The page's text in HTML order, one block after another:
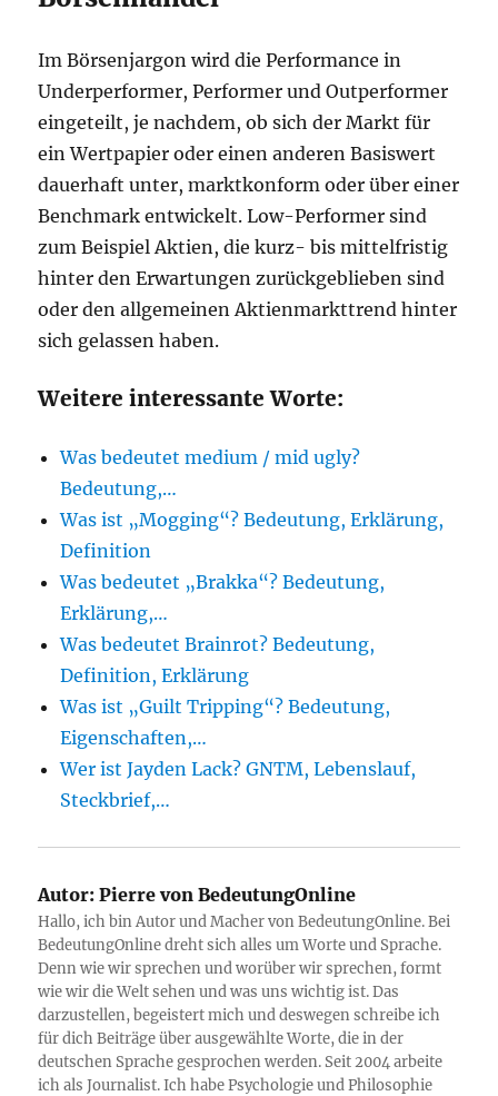
Im Börsenjargon wird die Performance in
Underperformer, Performer und Outperformer
eingeteilt, je nachdem, ob sich der Markt für
ein Wertpapier oder einen anderen Basiswert
dauerhaft unter, marktkonform oder über einer
Benchmark entwickelt. Low-Performer sind
zum Beispiel Aktien, die kurz- bis mittelfristig
hinter den Erwartungen zurückgeblieben sind
oder den allgemeinen Aktienmarkttrend hinter
sich gelassen haben.
Weitere interessante Worte:
Was bedeutet medium / mid ugly?
Bedeutung,…
Was ist „Mogging“? Bedeutung, Erklärung,
Definition
Was bedeutet „Brakka“? Bedeutung,
Erklärung,…
Was bedeutet Brainrot? Bedeutung,
Definition, Erklärung
Was ist „Guilt Tripping“? Bedeutung,
Eigenschaften,…
Wer ist Jayden Lack? GNTM, Lebenslauf,
Steckbrief,…
Autor: Pierre von BedeutungOnline
Hallo, ich bin Autor und Macher von BedeutungOnline. Bei
BedeutungOnline dreht sich alles um Worte und Sprache.
Denn wie wir sprechen und worüber wir sprechen, formt
wie wir die Welt sehen und was uns wichtig ist. Das
darzustellen, begeistert mich und deswegen schreibe ich
für dich Beiträge über ausgewählte Worte, die in der
deutschen Sprache gesprochen werden. Seit 2004 arbeite
ich als Journalist. Ich habe Psychologie und Philosophie